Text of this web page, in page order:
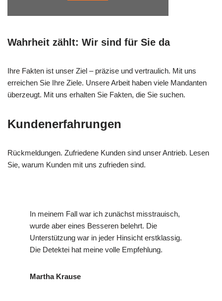
Wahrheit zählt: Wir sind für Sie da
Ihre Fakten ist unser Ziel – präzise und vertraulich. Mit uns
erreichen Sie Ihre Ziele. Unsere Arbeit haben viele Mandanten
überzeugt. Mit uns erhalten Sie Fakten, die Sie suchen.
Kundenerfahrungen
Rückmeldungen. Zufriedene Kunden sind unser Antrieb. Lesen
Sie, warum Kunden mit uns zufrieden sind.
In meinem Fall war ich zunächst misstrauisch,
wurde aber eines Besseren belehrt. Die
Unterstützung war in jeder Hinsicht erstklassig.
Die Detektei hat meine volle Empfehlung.
Martha Krause